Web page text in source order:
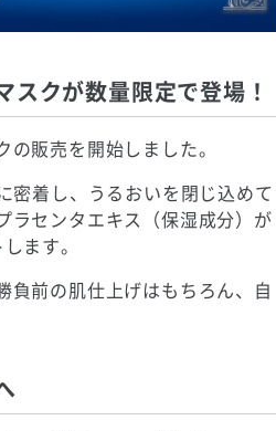
クが数量限定で登場！
販売を開始しました。
密着し、うるおいを閉じ込めて
ラセンタエキス（保湿成分）が
ます。
負前の肌仕上げはもちろん、自